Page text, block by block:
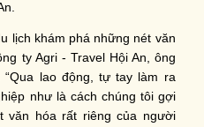
lịch khám phá những nét văn
ty Agri - Travel Hội An, ông
“Qua lao động, tự tay làm ra
như là cách chúng tôi gợi
văn hóa rất riêng của người